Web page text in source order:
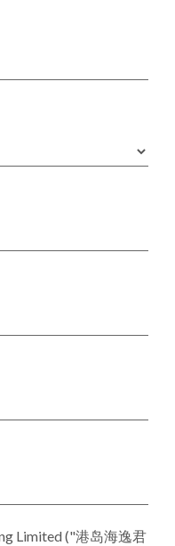
Limited ("港岛海逸君